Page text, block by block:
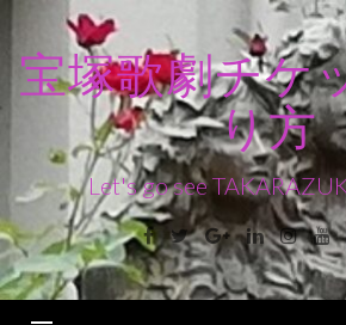
ン
ス
キ
ッ
宝塚歌劇チケ
り方
Let's go see
Facebook
TwitterGoogle+Linkedin